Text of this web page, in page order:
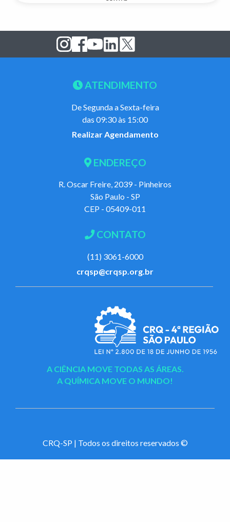
ATENDIMENTO
De Segunda a Sexta-feira
das 09:30 às 15:00
Realizar Agendamento
ENDEREÇO
R. Oscar Freire, 2039 - Pinheiros
São Paulo - SP
CEP - 05409-011
CONTATO
(11) 3061-6000
crqsp@crqsp.org.br
A CIÊNCIA MOVE TODAS AS ÁREAS.
A QUÍMICA MOVE O MUNDO!
CRQ-SP | Todos os direitos reservados ©